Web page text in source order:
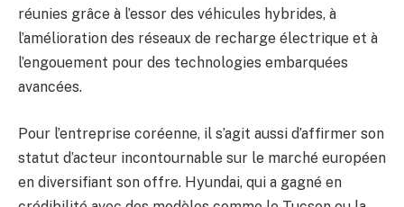
réunies grâce à l’essor des véhicules hybrides, à
l’amélioration des réseaux de recharge électrique et à
l’engouement pour des technologies embarquées
avancées.
Pour l’entreprise coréenne, il s’agit aussi d’affirmer son
statut d’acteur incontournable sur le marché européen
en diversifiant son offre. Hyundai, qui a gagné en